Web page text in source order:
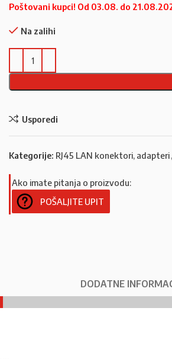
Poštovani kupci! Od 03.08. do
Na zalihi
Usporedi
Kategorije: RJ45 LAN konektori, adapteri,
Ako imate pitanja o proizvodu:
POŠALJITE UPIT
DODATNE